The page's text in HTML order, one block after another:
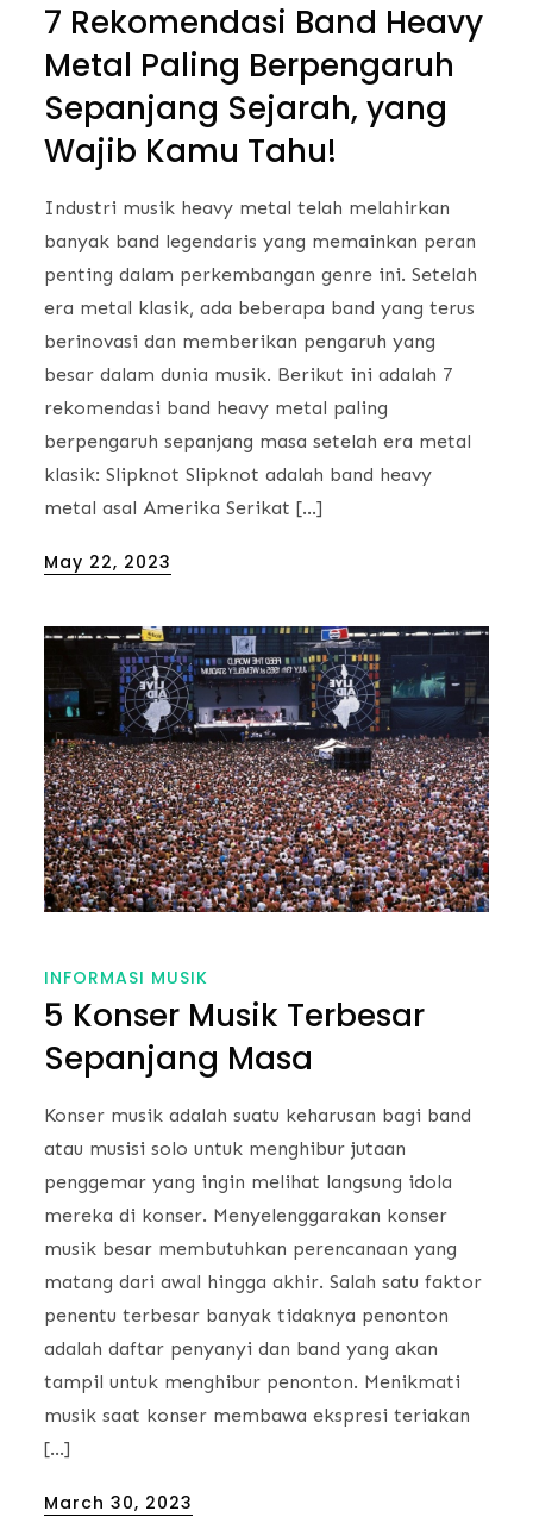
7 Rekomendasi Band Heavy
Metal Paling Berpengaruh
Sepanjang Sejarah, yang
Wajib Kamu Tahu!
Industri musik heavy metal telah melahirkan
banyak band legendaris yang memainkan peran
penting dalam perkembangan genre ini. Setelah
era metal klasik, ada beberapa band yang terus
berinovasi dan memberikan pengaruh yang
besar dalam dunia musik. Berikut ini adalah 7
rekomendasi band heavy metal paling
berpengaruh sepanjang masa setelah era metal
klasik: Slipknot Slipknot adalah band heavy
metal asal Amerika Serikat […]
Posted
May 22, 2023
INFORMASI MUSIK
5 Konser Musik Terbesar
Sepanjang Masa
Konser musik adalah suatu keharusan bagi band
atau musisi solo untuk menghibur jutaan
penggemar yang ingin melihat langsung idola
mereka di konser. Menyelenggarakan konser
musik besar membutuhkan perencanaan yang
matang dari awal hingga akhir. Salah satu faktor
penentu terbesar banyak tidaknya penonton
adalah daftar penyanyi dan band yang akan
tampil untuk menghibur penonton. Menikmati
musik saat konser membawa ekspresi teriakan
[…]
Posted
March 30, 2023